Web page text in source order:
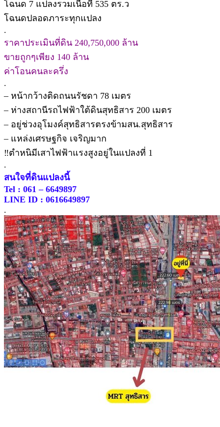
โฉนด 7 แปลงรวมเนื้อที่ 535 ตร.ว
โฉนดปลอดภาระทุกแปลง
.
ราคาประเมินที่ดิน 240,750,000 ล้าน
ขายถูกๆเพียง 140 ล้าน
ค่าโอนคนละครึ่ง
.
– หน้ากว้างติดถนนรัชดา 78 เมตร
– ห่างสถานีรถไฟฟ้าใต้ดินสุทธิสาร 200 เมตร
– อยู่ช่วงอุโมงค์​สุทธิ​สาร​ตรงข้ามสน.สุทธิสาร
– แหล่งเศรษฐกิจ เจริญมาก
‼️ตำหนิมีเสาไฟฟ้าแรงสูงอยู่ในแปลงที่ 1
.
สนใจที่ดินแปลงนี้
Tel : 061 – 6649897
LINE ID : 0616649897
.